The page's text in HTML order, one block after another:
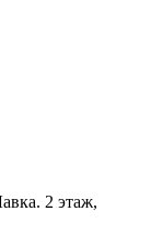
2 этаж,